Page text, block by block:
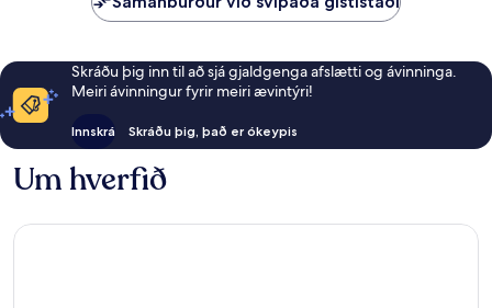
Skráðu þig inn til að sjá gjaldgenga afslætti og ávinninga.
Meiri ávinningur fyrir meiri ævintýri!
Innskrá Skráðu þig, það er ókeypis
Um hverfið